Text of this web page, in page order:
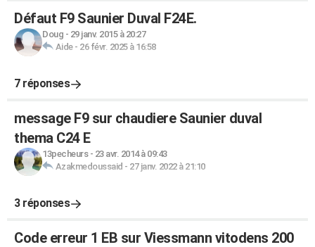
Défaut F9 Saunier Duval F24E.
Doug - 29 janv. 2015 à 20:27
Aide- 26 févr. 2025 à 16:58
7 réponses
message F9 sur chaudiere Saunier duval
thema C24 E
13pecheurs- 23 avr. 2014 à 09:43
Azakmedoussaid - 27 janv. 2022 à 21:10
3 réponses
Code erreur 1 EB sur Viessmann vitodens 200